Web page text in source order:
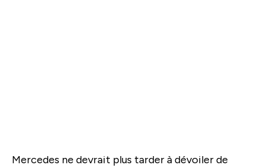
Mercedes ne devrait plus tarder à dévoiler de